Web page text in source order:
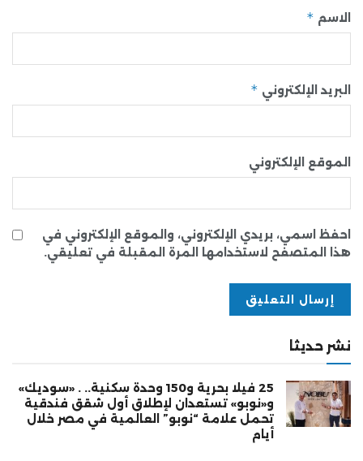
الاسم *
البريد الإلكتروني *
الموقع الإلكتروني
احفظ اسمي، بريدي الإلكتروني، والموقع الإلكتروني في
هذا المتصفح لاستخدامها المرة المقبلة في تعليقي.
نشر حديثا
25 فيلا بحرية و150 وحدة سكنية.. . «سوديك»
و«نوبو» تستعدان لإطلاق أول شقق فندقية
تحمل علامة “نوبو” العالمية في مصر خلال
أيام